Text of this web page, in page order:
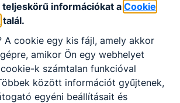
Letöltés
és szakképző testnevelés
angol nyelv
teljeskörű információkat aCookie
talál.
A cookie egy kis fájl, amely akkor
amikor Ön egy webhelyet
k számtalan funkcióval
között információt gyűjtenek,
egyéni beállításait és